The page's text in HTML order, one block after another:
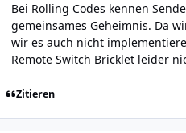
Bei Rolling Codes kennen
gemeinsames Geheimnis. Da
wir es auch nicht
Remote Switch Bricklet leider
Zitieren